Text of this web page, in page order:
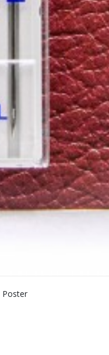
Poster